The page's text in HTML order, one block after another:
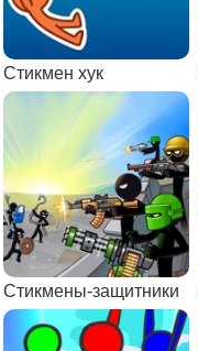
Стикмен хук
Стикмены-защитники